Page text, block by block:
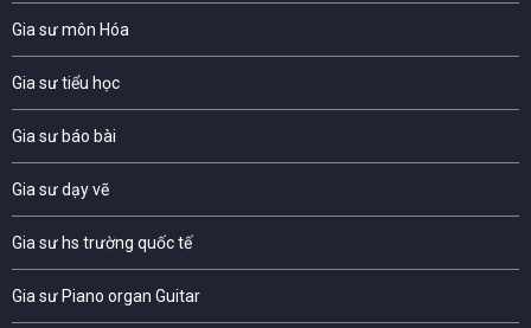
Gia sư môn Hóa
Gia sư tiểu học
Gia sư báo bài
Gia sư dạy vẽ
Gia sư hs trường quốc tế
Gia sư Piano organ Guitar